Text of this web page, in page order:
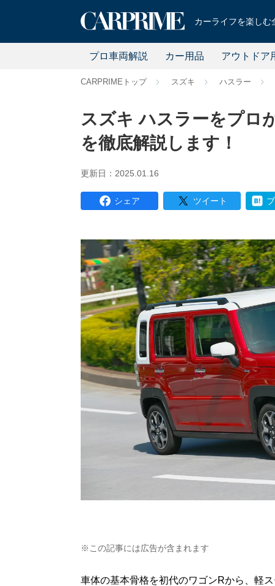
カーライフを楽しむ
プロ車両解説 カー用品 アウトドア
CARPRIMEトップ スズキ ハスラー
スズキ ハスラーをプロ
を徹底解説します！
更新日：2025.01.16
シェア ツイート
※この記事には広告が含まれます
車体の基本骨格を初代のワゴンRから、軽